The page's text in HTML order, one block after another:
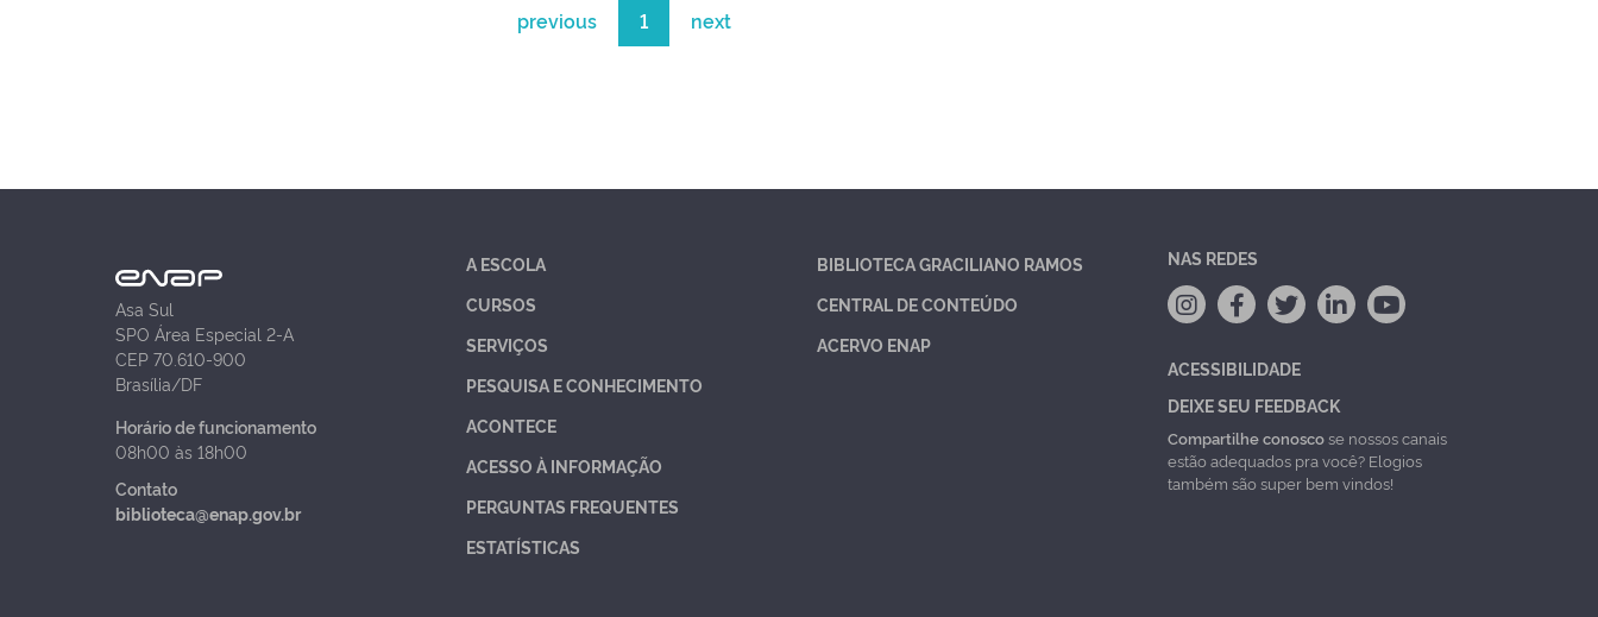
previous 1 next
Asa Sul
SPO Área Especial 2-A
CEP 70.610-900
Brasília/DF
Horário de funcionamento
08h00 às 18h00
Contato
biblioteca@enap.gov.br
A ESCOLA
CURSOS
SERVIÇOS
PESQUISA E CONHECIMENTO
ACONTECE
ACESSO À INFORMAÇÃO
PERGUNTAS FREQUENTES
ESTATÍSTICAS
BIBLIOTECA GRACILIANO RAMOS
CENTRAL DE CONTEÚDO
ACERVO ENAP
NAS REDES
ACESSIBILIDADE
DEIXE SEU FEEDBACK
Compartilhe conoscose nossos canais
estão adequados pra você? Elogios
também são super bem vindos!